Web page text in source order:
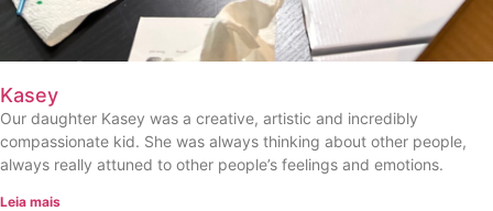
Kasey
Our daughter Kasey was a creative, artistic and incredibly
compassionate kid. She was always thinking about other people,
always really attuned to other people’s feelings and emotions.
Leia mais